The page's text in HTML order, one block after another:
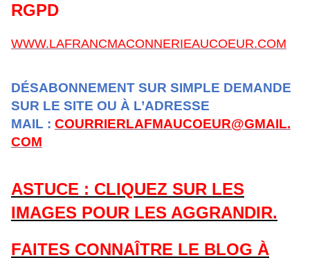
RGPD
WWW.LAFRANCMACONNERIEAUCOEUR.COM
DÉSABONNEMENT SUR SIMPLE DEMANDE
SUR LE SITE OU À L’ADRESSE
MAIL : COURRIERLAFMAUCOEUR@GMAIL.
COM
ASTUCE : CLIQUEZ SUR LES
IMAGES POUR LES AGGRANDIR.
FAITES CONNAÎTRE LE BLOG À